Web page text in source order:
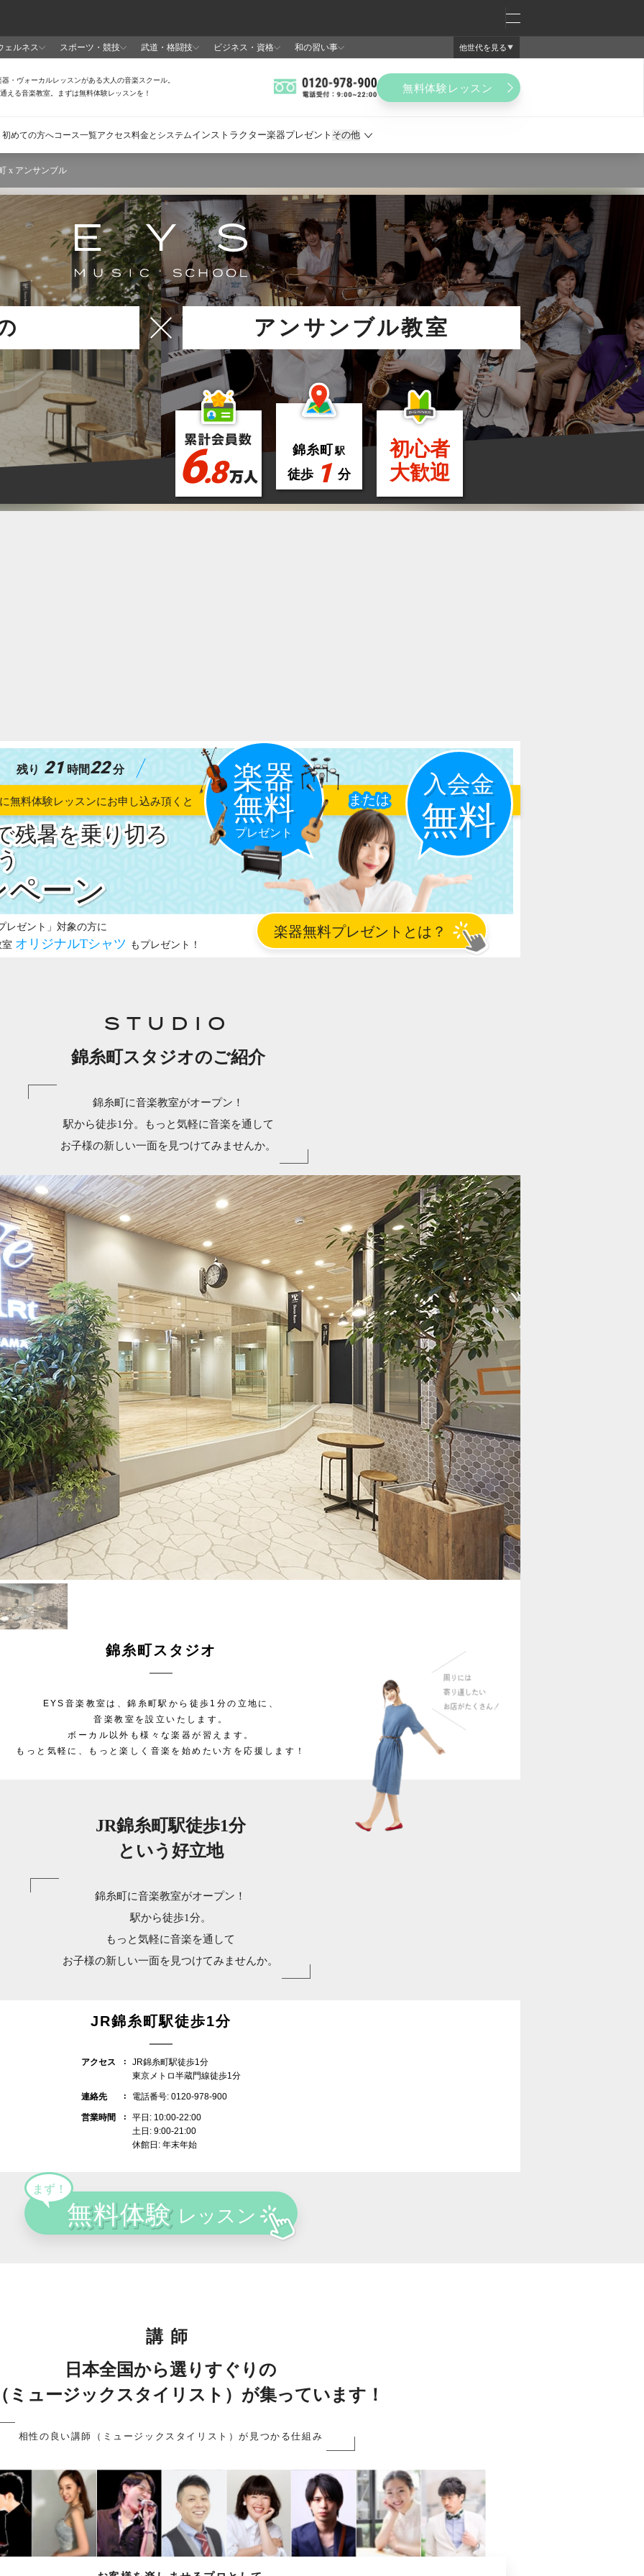
x アンサンブル
アンサンブル教室
6.8
錦糸町駅
徒歩 1 分
初心者
大歓迎
残暑を乗り切ろ
残り 21 時間22 分
STUDIO
錦糸町スタジオのご紹介
錦糸町に音楽教室がオープン！
駅から徒歩1分。もっと気軽に音楽を通して
お子様の新しい一面を見つけてみませんか。
錦糸町スタジオ
EYS音楽教室は、錦糸町駅から徒歩1分の立地に、
音楽教室を設立いたします。
ボーカル以外も様々な楽器が習えます。
もっと気軽に、もっと楽しく音楽を始めたい方を応援します！
JR錦糸町駅徒歩1分
という好立地
錦糸町に音楽教室がオープン！
駅から徒歩1分。
もっと気軽に音楽を通して
お子様の新しい一面を見つけてみませんか。
JR錦糸町駅徒歩1分
アクセス
JR錦糸町駅徒歩1分
東京メトロ半蔵門線徒歩1分
連絡先 電話番号: 0120-978-900
営業時間
平日: 10:00-22:00
土日: 9:00-21:00
休館日: 年末年始
講師
日本全国から選りすぐりの
ミュージックスタイリスト）が集っています！
相性の良い講師（ミュージックスタイリスト）が見つかる仕組み